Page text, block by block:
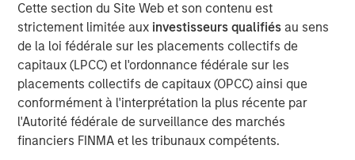
Cette section du Site Web et son contenu est
strictement limitée aux investisseurs qualifiésau sens
de la loi fédérale sur les placements collectifs de
capitaux (LPCC) et l'ordonnance fédérale sur les
placements collectifs de capitaux (OPCC) ainsi que
conformément à l'interprétation la plus récente par
l'Autorité fédérale de surveillance des marchés
financiers FINMA et les tribunaux compétents.
have acquired RowCal. MSCP is partnering with the
current management team led by CEO Jake Christenson,
who founded the business in 2018.
Headquartered in Minneapolis, Minn., RowCal is a
provider of outsourced homeowner association (HOA)
property management services, offering a
comprehensive solution to better manage and maintain